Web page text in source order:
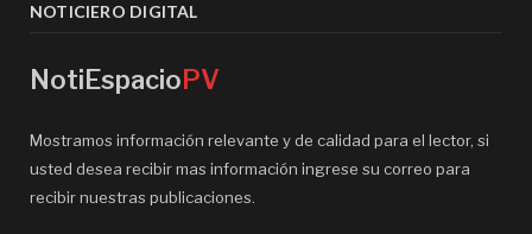
NOTICIERO DIGITAL
NotiEspacio PV
Mostramos información relevante y de calidad para el lector, si
usted desea recibir mas información ingrese su correo para
recibir nuestras publicaciones.